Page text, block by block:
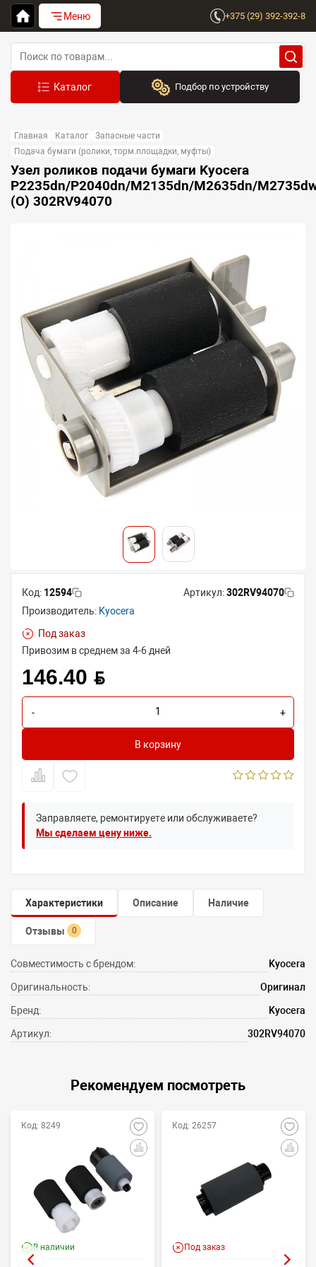
Меню +375 (29) 392-392-8
Подбор по устройству
Выберите бренд
Устройство:
Сначала выберите бренд
Главная Каталог
Запасные части
Подача бумаги (ролики, торм.площадки, муфты)
Узел роликов подачи бумаги Kyocera
P2235dn/P2040dn/M2135dn/M2635dn/
(O) 302RV94070
Код: 12594 Артикул:302RV94070
Производитель: Kyocera
Под заказ
Привозим в среднем за 4-6 дней
146.40 BYN
- +
В корзину
Заправляете, ремонтируете или обслуживаете?
Мы сделаем цену ниже.
Характеристики Описание Наличие
Отзывы 0
Совместимость с брендом: Kyocera
Оригинальность: Оригинал
Бренд: Kyocera
Артикул: 302RV94070
Рекомендуем посмотреть
Код: 8249
В наличии
Код: 26257
Под заказ